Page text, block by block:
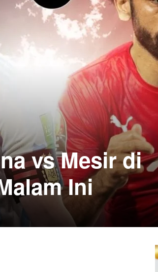
vs Mesir di
Ini